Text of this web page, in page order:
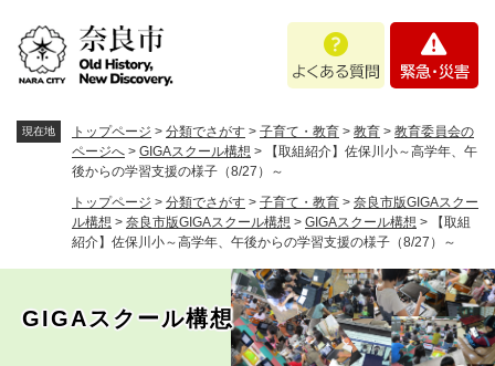
あ
問
・
現在地 トップページ > 分類でさがす > 子育て・教育 > 教育 > 教育委員会の
ページへ > GIGAスクール構想 >
【取組紹介】佐保川小～高学年、午
後からの学習支援の様子（8/27）～
トップページ > 分類でさがす > 子育て・教育 > 奈良市版GIGAスクー
ル構想 > 奈良市版GIGAスクール構想 > GIGAスクール構想 >
【取組
紹介】佐保川小～高学年、午後からの学習支援の様子（8/27）～
GIGAスクール構想